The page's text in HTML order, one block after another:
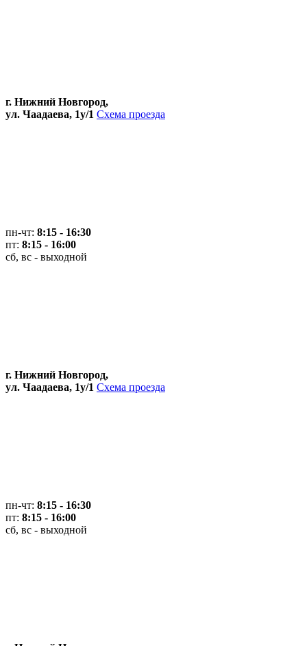
г. Нижний Новгород,
ул. Чаадаева, 1у/1 Схема проезда
пн-чт: 8:15 - 16:30
пт: 8:15 - 16:00
сб, вс - выходной
г. Нижний Новгород,
ул. Чаадаева, 1у/1 Схема проезда
пн-чт: 8:15 - 16:30
пт: 8:15 - 16:00
сб, вс - выходной